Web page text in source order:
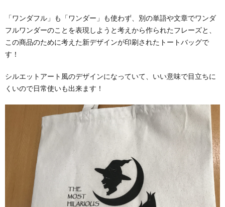
「ワンダフル」も「ワンダー」も使わず、別の単語や文章でワンダ
フルワンダーのことを表現しようと考えから作られたフレーズと、
この商品のために考えた新デザインが印刷されたトートバッグで
す！
シルエットアート風のデザインになっていて、いい意味で目立ちに
くいので日常使いも出来ます！